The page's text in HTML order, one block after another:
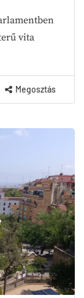
vita
Megosztás